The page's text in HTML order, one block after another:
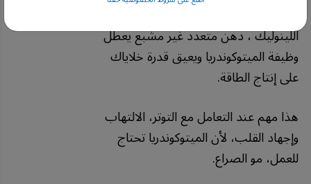
اللينوليك ، دهن متعدد غير مشبع يعطل
وظيفة الميتوكوندريا ويعيق قدرة خلاياك
على إنتاج الطاقة.
هذا مهم عند التعامل مع التوتر، الالتهاب
وإجهاد القلب، لأن الميتوكوندريا تحتاج
للعمل، مو الصراع.